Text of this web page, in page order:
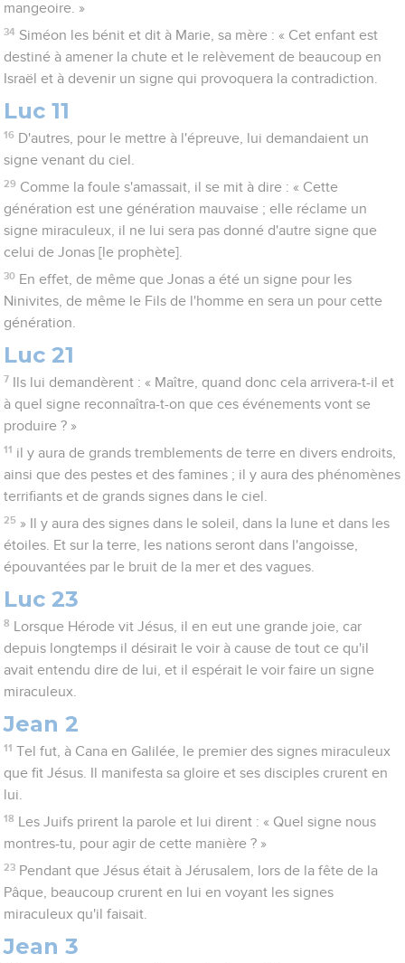
mangeoire. »
34 Siméon les bénit et dit à Marie, sa mère : « Cet enfant est
destiné à amener la chute et le relèvement de beaucoup en
Israël et à devenir un signe qui provoquera la contradiction.
Luc 11
16 D'autres, pour le mettre à l'épreuve, lui demandaient un
signe venant du ciel.
29 Comme la foule s'amassait, il se mit à dire : « Cette
génération est une génération mauvaise ; elle réclame un
signe miraculeux, il ne lui sera pas donné d'autre signe que
celui de Jonas [le prophète].
30 En effet, de même que Jonas a été un signe pour les
Ninivites, de même le Fils de l'homme en sera un pour cette
génération.
Luc 21
7
Ils lui demandèrent : « Maître, quand donc cela arrivera-t-il et
à quel signe reconnaîtra-t-on que ces événements vont se
produire ? »
11 il y aura de grands tremblements de terre en divers endroits,
ainsi que des pestes et des famines ; il y aura des phénomènes
terrifiants et de grands signes dans le ciel.
25 » Il y aura des signes dans le soleil, dans la lune et dans les
étoiles. Et sur la terre, les nations seront dans l'angoisse,
épouvantées par le bruit de la mer et des vagues.
Luc 23
8
Lorsque Hérode vit Jésus, il en eut une grande joie, car
depuis longtemps il désirait le voir à cause de tout ce qu'il
avait entendu dire de lui, et il espérait le voir faire un signe
miraculeux.
Jean 2
11 Tel fut, à Cana en Galilée, le premier des signes miraculeux
que fit Jésus. Il manifesta sa gloire et ses disciples crurent en
lui.
18
Les Juifs prirent la parole et lui dirent : « Quel signe nous
montres-tu, pour agir de cette manière ? »
23 Pendant que Jésus était à Jérusalem, lors de la fête de la
Pâque, beaucoup crurent en lui en voyant les signes
miraculeux qu'il faisait.
Jean 3